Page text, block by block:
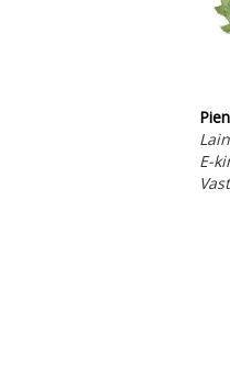
E-